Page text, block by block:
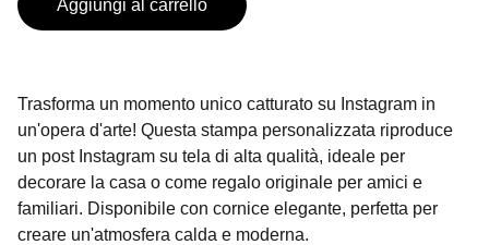
Aggiungi al carrello
Trasforma un momento unico catturato su Instagram in
un'opera d'arte! Questa stampa personalizzata riproduce
un post Instagram su tela di alta qualità, ideale per
decorare la casa o come regalo originale per amici e
familiari. Disponibile con cornice elegante, perfetta per
creare un'atmosfera calda e moderna.